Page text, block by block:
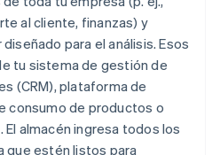
al cliente, finanzas) y
para el análisis. Esos
tu sistema de gestión de
(CRM), plataforma de
consumo de productos o
almacén ingresa todos los
que estén listos para